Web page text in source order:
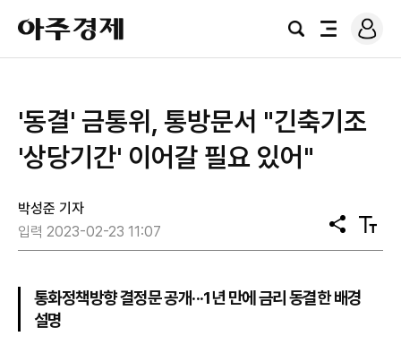
아
주
경
검
전
로
그
'동결' ​금통위, 통방문서 "긴축기조
'상당기간' 이어갈 필요 있어"
박성준 기자
입력 2023-02-23 11:07
공
유
텍
스
통화정책방향 결정문 공개···1년 만에 금리 동결한 배경
설명